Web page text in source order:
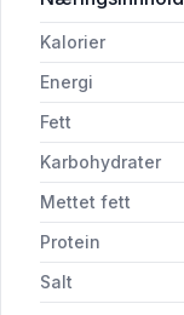
Kalorier
Energi
Fett
Karbohydrater
Mettet fett
Protein
Salt